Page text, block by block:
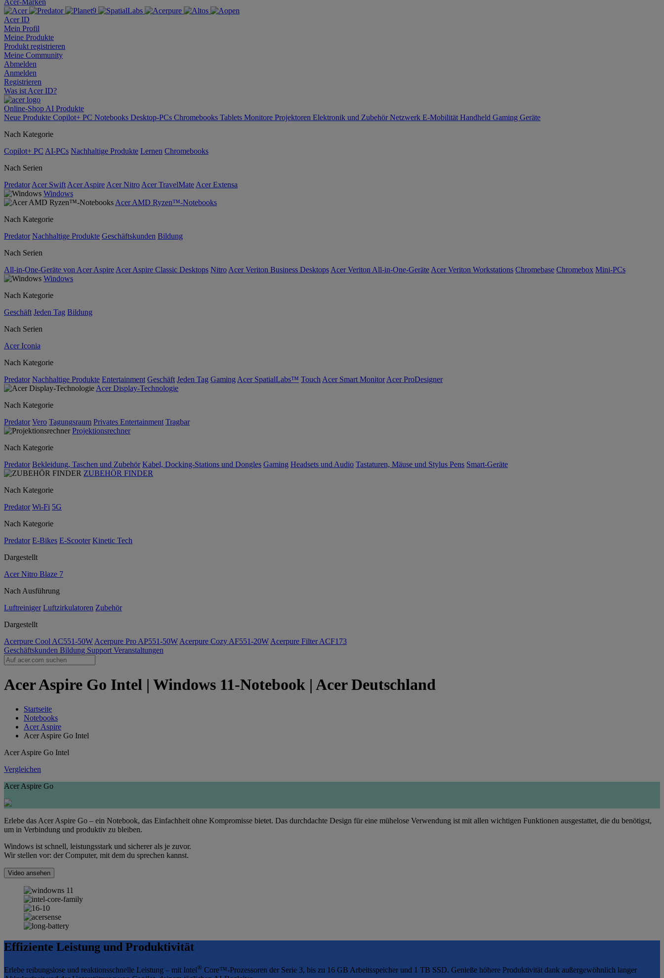
Acer-Marken
Acer ID
Mein Profil
Meine Produkte
Produkt registrieren
Meine Community
Abmelden
Anmelden
Registrieren
Was ist Acer ID?
Online-Shop AI Produkte
Neue Produkte Copilot+ PC Notebooks Desktop-PCs Chromebooks Tablets Monitore Projektoren Elektronik und ZubehörNetzwerk E-Mobilität Handheld Gaming Geräte
Nach Kategorie
Copilot+ PC AI-PCs Nachhaltige Produkte Lernen Chromebooks
Nach Serien
Predator Acer Swift Acer Aspire Acer Nitro Acer TravelMate Acer Extensa
Windows
Acer AMD Ryzen™-Notebooks
Nach Kategorie
Predator Nachhaltige Produkte Geschäftskunden Bildung
Nach Serien
All-in-One-Geräte von Acer Aspire Acer Aspire Classic Desktops Nitro Acer Veriton Business Desktops Acer Veriton All-in-One-Geräte Acer Veriton Workstations Chromebase Chromebox Mini-PCs
Windows
Nach Kategorie
Geschäft Jeden Tag Bildung
Nach Serien
Acer Iconia
Nach Kategorie
Predator Nachhaltige Produkte Entertainment Geschäft Jeden Tag Gaming Acer SpatialLabs™ Touch Acer Smart Monitor Acer ProDesigner
Acer Display-Technologie
Nach Kategorie
Predator Vero Tagungsraum Privates Entertainment Tragbar
Projektionsrechner
Nach Kategorie
Predator Bekleidung, Taschen und Zubehör Kabel, Docking-Stations und Dongles Gaming Headsets und Audio Tastaturen, Mäuse und Stylus Pens Smart-Geräte
ZUBEHÖR FINDER
Nach Kategorie
Predator Wi-Fi 5G
Nach Kategorie
Predator E-Bikes E-Scooter Kinetic Tech
Dargestellt
Acer Nitro Blaze 7
Nach Ausführung
Luftreiniger Luftzirkulatoren Zubehör
Dargestellt
Acerpure Cool AC551-50W Acerpure Pro AP551-50W Acerpure Cozy AF551-20W Acerpure Filter ACF173
Geschäftskunden Bildung Support Veranstaltungen
Acer Aspire Go Intel | Windows 11-Notebook | Acer Deutschland
Startseite
Notebooks
Acer Aspire
Acer Aspire Go Intel
Acer Aspire Go Intel
Vergleichen
Acer Aspire Go
Erlebe das Acer Aspire Go – ein Notebook, das Einfachheit ohne Kompromisse bietet. Das durchdachte Design für eine mühelose Verwendung ist mit allen wichtigen Funktionen ausgestattet, die du benötigst,
um in Verbindung und produktiv zu bleiben.
Windows ist schnell, leistungsstark und sicherer als je zuvor.
Wir stellen vor: der Computer, mit dem du sprechen kannst.
Video ansehen
Effiziente Leistung und Produktivität
Erlebe reibungslose und reaktionsschnelle Leistung – mit Intel® Core™-Prozessoren der Serie 3, bis zu 16 GB Arbeitsspeicher und 1 TB SSD. Genieße höhere Produktivität dank außergewöhnlich langer